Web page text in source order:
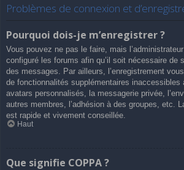
Problèmes de connexion et
Pourquoi dois-je m’enregistrer ?
Vous pouvez ne pas le faire, mais
configuré les forums afin qu’il soit nécessaire de
des messages. Par ailleurs, l’enregistrement
de fonctionnalités supplémentaires
avatars personnalisés, la messagerie privée,
autres membres, l’adhésion à des groupes, etc.
est rapide et vivement conseillée.
Haut
Que signifie COPPA ?